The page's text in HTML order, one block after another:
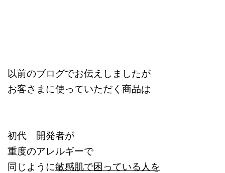
以前のブログでお伝えしましたが
お客さまに使っていただく商品は
初代 開発者が
重度のアレルギーで
同じように敏感肌で困っている人を